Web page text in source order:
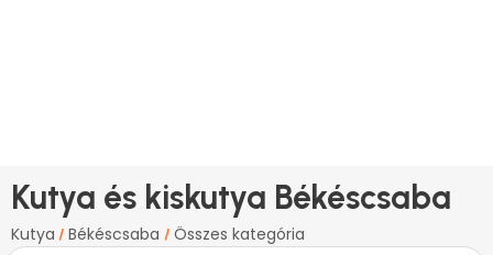
Kutya és kiskutya Békéscsaba
Kutya / Békéscsaba / Összes kategória